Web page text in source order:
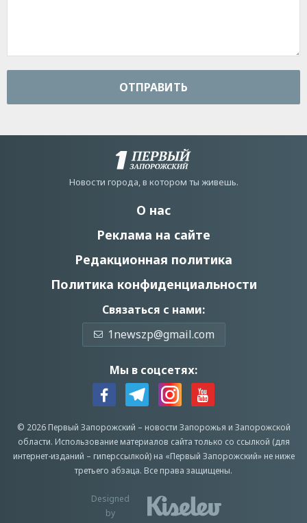
ОТПРАВИТЬ
Новости города, в котором ты живешь.
О нас
Реклама на сайте
Редакционная политика
Политика конфиденциальности
Связаться с нами:
1newszp@gmail.com
Мы в соцсетях:
© 2026 Первый Запорожский – новости Запорожья и Запорожской
области. Использование материалов сайта только со ссылкой (для
интернет-изданий – гиперссылкой) на «Первый Запорожский» не ниже
третьего абзаца. Все права защищены.
Designed
by